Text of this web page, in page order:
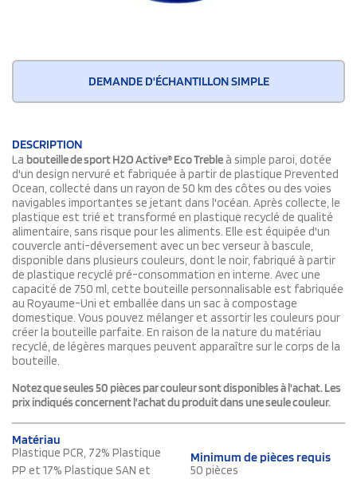
DEMANDE D'ÉCHANTILLON SIMPLE
DESCRIPTION
La bouteille de sport H2O Active® Eco Treble à simple paroi, dotée
d'un design nervuré et fabriquée à partir de plastique Prevented
Ocean, collecté dans un rayon de 50 km des côtes ou des voies
navigables importantes se jetant dans l'océan. Après collecte, le
plastique est trié et transformé en plastique recyclé de qualité
alimentaire, sans risque pour les aliments. Elle est équipée d'un
couvercle anti-déversement avec un bec verseur à bascule,
disponible dans plusieurs couleurs, dont le noir, fabriqué à partir
de plastique recyclé pré-consommation en interne. Avec une
capacité de 750 ml, cette bouteille personnalisable est fabriquée
au Royaume-Uni et emballée dans un sac à compostage
domestique. Vous pouvez mélanger et assortir les couleurs pour
créer la bouteille parfaite. En raison de la nature du matériau
recyclé, de légères marques peuvent apparaître sur le corps de la
bouteille.
Notez que seules 50 pièces par couleur sont disponibles à l'achat. Les
prix indiqués concernent l'achat du produit dans une seule couleur.
Matériau
Plastique PCR, 72% Plastique
PP et 17% Plastique SAN et
Minimum de pièces requis
50 pièces